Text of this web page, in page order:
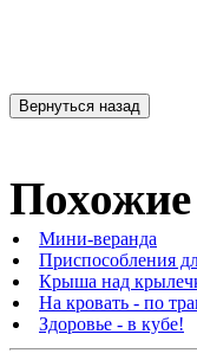
Похожие
Мини-веранда
Приспособления
Крыша над
На кровать - по
Здоровье - в кубе!